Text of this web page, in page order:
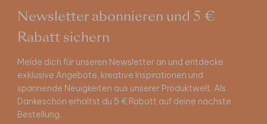
Newsletter abonnieren und 5 €
Rabatt sichern
Melde dich für unseren Newsletter an und entdecke
exklusive Angebote, kreative Inspirationen und
spannende Neuigkeiten aus unserer Produktwelt. Als
Dankeschön erhältst du 5 € Rabatt auf deine nächste
Bestellung.